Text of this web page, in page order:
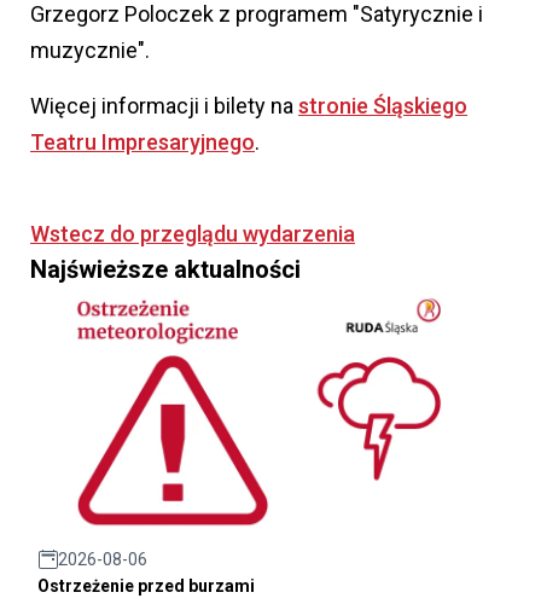
Grzegorz Poloczek z programem "Satyrycznie i
muzycznie".
Więcej informacji i bilety na stronie Śląskiego
Teatru Impresaryjnego.
Wstecz do przeglądu wydarzenia
Najświeższe aktualności
2026-08-06
Ostrzeżenie przed burzami